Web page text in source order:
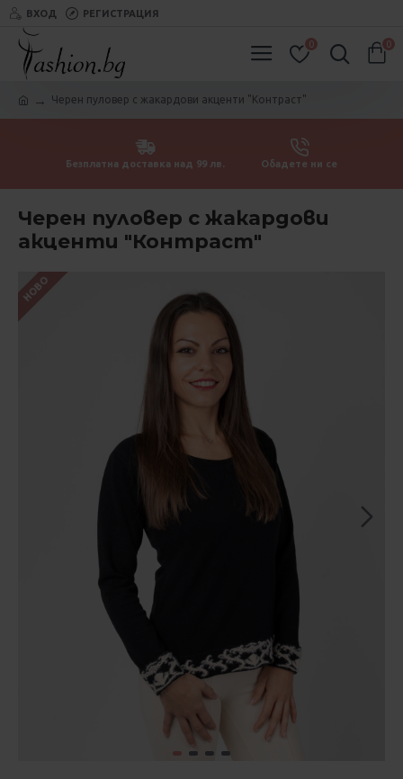
ВХОД РЕГИСТРАЦИЯ
0 0
Черен пуловер с жакардови акценти "Контраст"
Безплатна доставка над 99 лв. Обадете ни се
Черен пуловер с жакардови
акценти "Контраст"
НОВО